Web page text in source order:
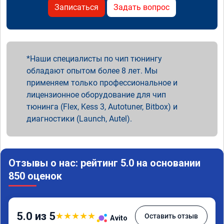
Записаться Задать вопрос
Наши специалисты по чип тюнингу
обладают опытом более 8 лет. Мы
применяем только профессиональное и
лицензионное оборудование для чип
тюнинга (Flex, Kess 3, Autotuner, Bitbox) и
диагностики (Launch, Autel).
Отзывы о нас: рейтинг 5.0 на основании
850 оценок
5.0 из 5★★★★★ Avito Оставить отзыв